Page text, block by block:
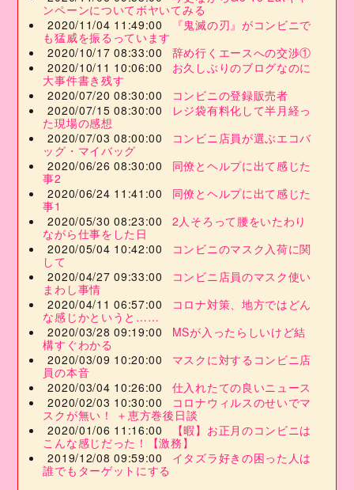
ンペーンについてボヤいてみる
2020/11/04 11:49:00
『鬼滅の刃』がコンビニで
も猛威を振るっています
2020/10/17 08:33:00
辞め行くエースへの交渉①
2020/10/11 10:06:00
お久しぶりのブログなのに
大事件書き残す
2020/07/20 08:30:00
コンビニの登録販売者
2020/07/15 08:30:00
レジ袋有料化して半月経っ
た現場の感想
2020/07/03 08:00:00
コンビニ店員が選ぶエコバ
ッグ・マイバッグ
2020/06/26 08:30:00
同僚とヘルプに出て感じた
事2
2020/06/24 11:41:00
同僚とヘルプに出て感じた
事1
2020/05/30 08:23:00
2人そろって腰をいたわり
ながら仕事をした日
2020/05/04 10:42:00
コンビニのマスク入荷に関
して
2020/04/27 09:33:00
コンビニ店員のマスク使い
まわし事情
2020/04/11 06:57:00
コロナ対策、地方ではどん
な感じかというと……
2020/03/28 09:19:00
MSが入ったらしいけど結
構すぐわかる
2020/03/09 10:20:00
マスクに対するコンビニ店
員の本音
2020/03/04 10:26:00
仕入れたての良いニュース
2020/02/03 10:30:00
コロナウィルスのせいでマ
スクが無い！ ＋恵方巻後日談
2020/01/06 11:16:00
【暇】お正月のコンビニは
こんな感じだった！【激務】
2019/12/08 09:59:00
イタズラ好きの困った人は
誰でもターゲットにする